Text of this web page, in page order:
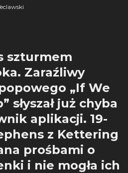
szturmem
Zaraźliwy
„If We
słyszał już chyba
aplikacji. 19-
z Kettering
prośbami o
i nie mogła ich